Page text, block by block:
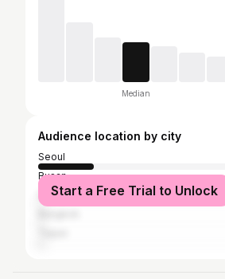
Median
Audience location by city
Seoul
Busan
Daegu
Start a Free Trial to Unlock